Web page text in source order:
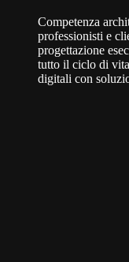
Competenza
professionisti e
progettazione
tutto il ciclo di
digitali con